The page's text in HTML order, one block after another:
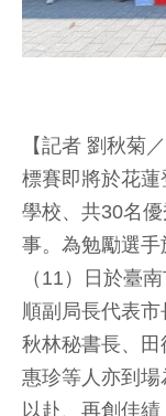
【記者 劉秋菊
標賽即將於花
學校、共30名
事。為勉勵選
（11）日於臺
順副局長代表
秋林秘書長、
惠珍等人亦到
以赴、再創佳績